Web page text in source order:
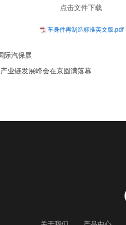
点击文件下载
车身件再制造标准英文版.pdf
际汽保展
业链发展峰会在京圆满落幕